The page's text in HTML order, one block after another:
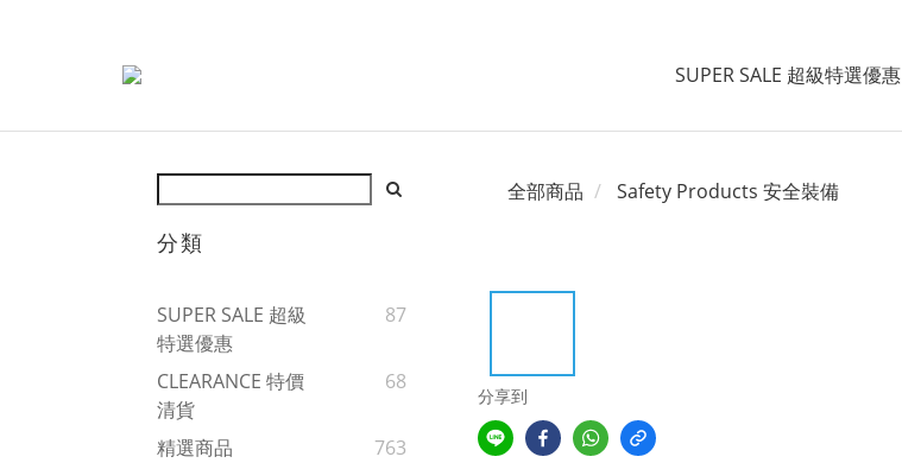
SUPER SALE 超級特選優惠
分類
SUPER SALE 超級
特選優惠
87
CLEARANCE 特價
清貨
68
精選商品
763
全部商品 Safety Products 安全裝備
分享到